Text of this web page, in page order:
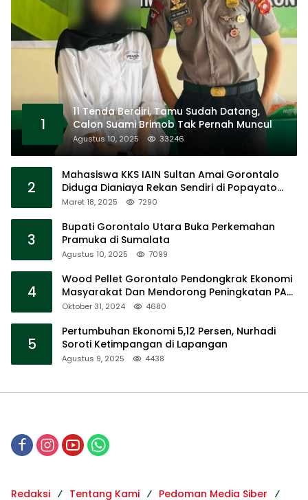
1
11 Tenda Berdiri, Tamu Sudah Datang,
Calon Suami Brimob Tak Pernah Muncul
Agustus 10, 2025 33246
2
Mahasiswa KKS IAIN Sultan Amai Gorontalo
Diduga Dianiaya Rekan Sendiri di Popayato
Barat
Maret 18, 2025 7290
3
Bupati Gorontalo Utara Buka Perkemahan
Pramuka di Sumalata
Agustus 10, 2025 7099
4
Wood Pellet Gorontalo Pendongkrak Ekonomi
Masyarakat Dan Mendorong Peningkatan PAD
Gorontalo
Oktober 31, 2024 4680
5
Pertumbuhan Ekonomi 5,12 Persen, Nurhadi
Soroti Ketimpangan di Lapangan
Agustus 9, 2025 4438
Redaksi Tentang Kami Pedoman Media Siber